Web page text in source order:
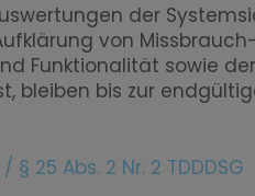
der
von
Funktionalität sowie
bleiben bis zur
§ 25 Abs. 2 Nr. 2 TDDDSG